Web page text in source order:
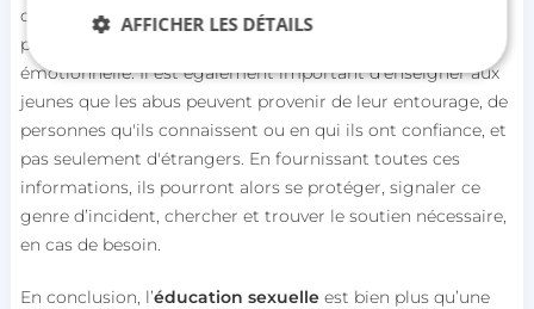
que les gestes déplacés, les pressions exercées pour
participer à des activités sexuelles ou la manipulation
émotionnelle. Il est également important d'enseigner aux
jeunes que les abus peuvent provenir de leur entourage, de
personnes qu'ils connaissent ou en qui ils ont confiance, et
pas seulement d'étrangers. En fournissant toutes ces
informations, ils pourront alors se protéger, signaler ce
genre d’incident, chercher et trouver le soutien nécessaire,
en cas de besoin.
En conclusion, l’éducation sexuelleest bien plus qu’une
AFFICHER LES DÉTAILS
Strictement nécessaires
Performance
Ciblage
Fonctionnalité Non classifiés
Les cookies strictement nécessaires habilitent des
fonctionnalités de base du site Web telles que la
connexion des utilisateurs et la gestion des
comptes. Le site Web ne peut pas être utilisé
nécessaires.